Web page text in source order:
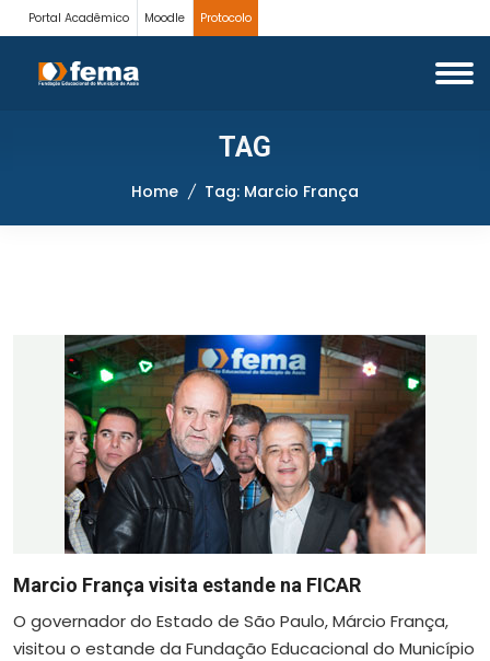
Portal Acadêmico Moodle Protocolo
TAG
Home Tag: Marcio França
Marcio França visita estande na FICAR
O governador do Estado de São Paulo, Márcio França,
visitou o estande da Fundação Educacional do Município